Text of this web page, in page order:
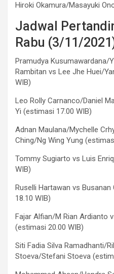
Hiroki Okamura/Masayuki
Jadwal
Rabu (3/11/
Pramudya Kusumawardana/
Rambitan vs Lee Jhe Huei/
WIB)
Leo Rolly Carnanco/Daniel
Yi (estimasi 17.00 WIB)
Adnan Maulana/Mychelle
Ching/Ng Wing Yung
Tommy Sugiarto vs Luis
WIB)
Ruselli Hartawan vs
18.10 WIB)
Fajar Alfian/M Rian Ardianto
(estimasi 20.00 WIB)
Siti Fadia Silva Ramadhanti/
Stoeva/Stefani Stoeva